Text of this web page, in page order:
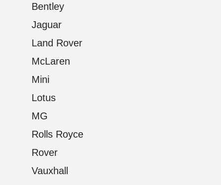
Bentley
Jaguar
Land Rover
McLaren
Mini
Lotus
MG
Rolls Royce
Rover
Vauxhall